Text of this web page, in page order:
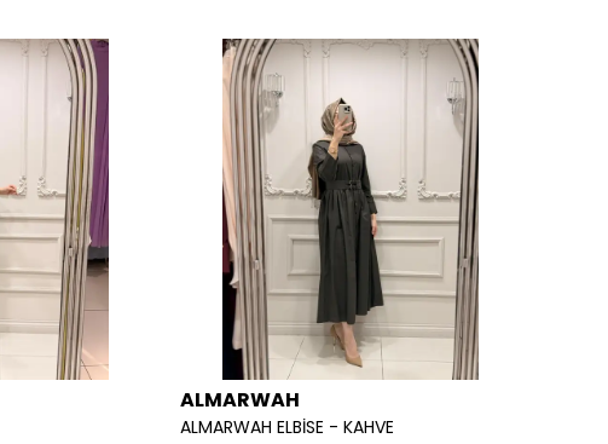
ALMARWAH
ALMARWAH ELBİSE - KAHVE